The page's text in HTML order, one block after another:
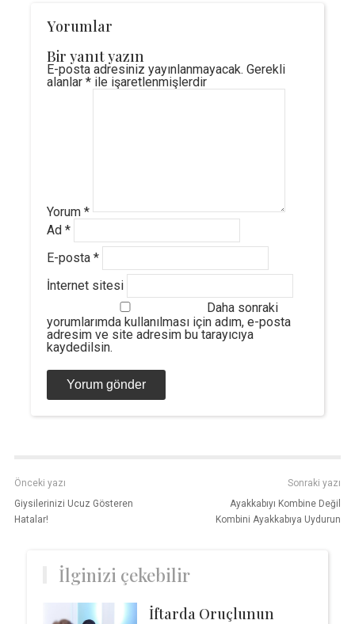
Yorumlar
Bir yanıt yazın
E-posta adresiniz yayınlanmayacak. Gerekli
alanlar *ile işaretlenmişlerdir
Yorum *
Ad *
E-posta *
İnternet sitesi
Daha sonraki
yorumlarımda kullanılması için adım, e-posta
adresim ve site adresim bu tarayıcıya
kaydedilsin.
Önceki yazı
Giysilerinizi Ucuz Gösteren
Hatalar!
Sonraki yazı
Ayakkabıyı Kombine Değil
Kombini Ayakkabıya Uydurun
İlginizi çekebilir
İftarda Oruçlunun